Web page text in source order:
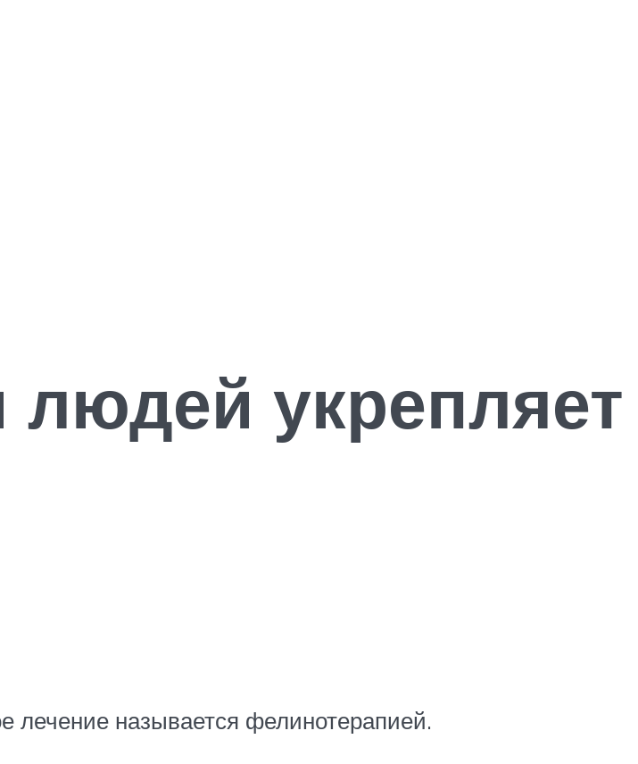
укрепляет
лечение называется фелинотерапией.